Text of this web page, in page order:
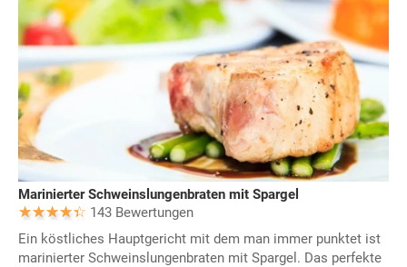
Marinierter Schweinslungenbraten mit Spargel
143 Bewertungen
Ein köstliches Hauptgericht mit dem man immer punktet ist
marinierter Schweinslungenbraten mit Spargel. Das perfekte